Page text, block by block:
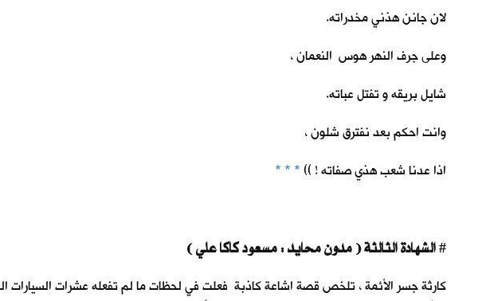
لان جانن هذني مخدراته.
وعلى جرف النهر هوس النعمان ،
شايل بريقه و تفتل عباته.
وانت احكم بعد نفترق شلون ،
اذا عدنا شعب هذي صفاته ! ))* * *
# الشهادة الثالثة ( مدون محايد : مسعود كاكا علي )
كارثة جسر الأئمة ، تلخص قصة اشاعة كاذبة فعلت في لحظات ما لم تفعله عشرات